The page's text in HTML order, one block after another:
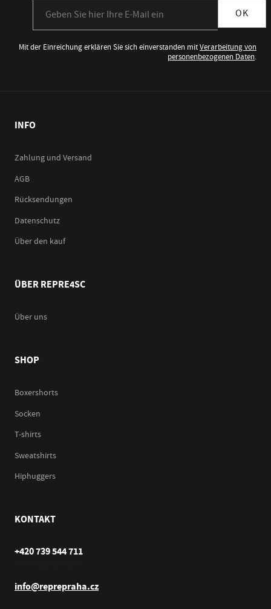
OK
Mit der Einreichung erklären Sie sich einverstanden mitVerarbeitung von
personenbezogenen Daten.
INFO
Zahlung und Versand
AGB
Rücksendungen
Datenschutz
Über den kauf
ÜBER REPRE4SC
Über uns
SHOP
Boxershorts
Socken
T-shirts
Sweatshirts
Hiphuggers
KONTAKT
+420 739 544 711
info@reprepraha.cz